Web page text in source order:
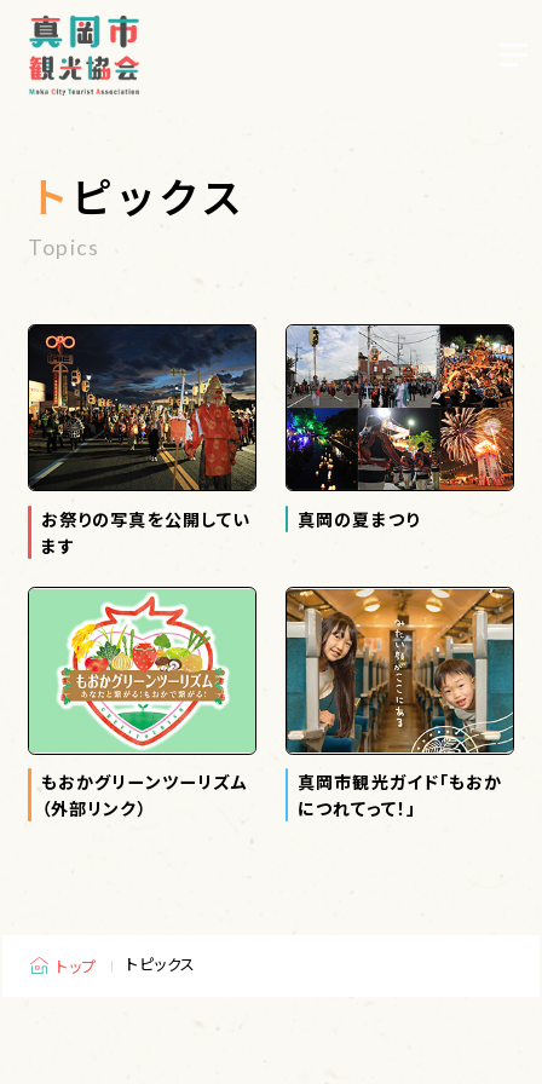
お知らせ
グルメ
レジャー
お土産
宿泊
トピックス
Topics
お祭りの写真を公開してい
ます
真岡の夏まつり
もおかグリーンツーリズム
（外部リンク）
真岡市観光ガイド「もおか
につれてって！」
トップ トピックス